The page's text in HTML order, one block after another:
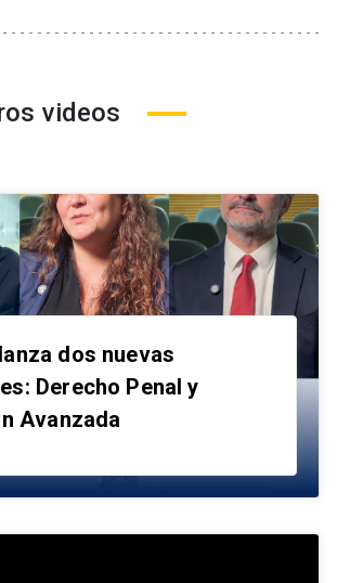
videos
dos nuevas
Derecho Penal y
Avanzada